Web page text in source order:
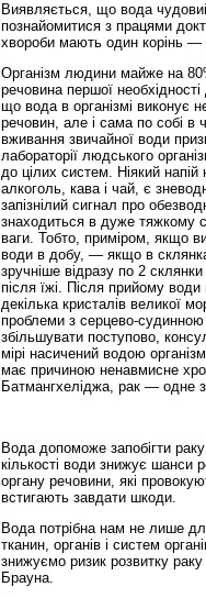
Виявляється, що вода
познайомитися з працями
хвороби мають один корінь —
Організм людини майже на
речовина першої
що вода в організмі виконує
речовин, але і сама по собі в
вживання звичайної води
лабораторії людського
до цілих систем. Ніякий напій
алкоголь, кава і чай, є
запізнілий сигнал про
знаходиться в дуже тяжкому
ваги. Тобто, приміром, якщо
води в добу, — якщо в
зручніше відразу по 2
після їжі. Після прийому води
декілька кристалів великої
проблеми з серцево-
збільшувати поступово,
мірі насичений водою
має причиною ненавмисне
Батмангхеліджа, рак — одне
Вода допоможе запобігти
кількості води знижує шанси
органу речовини, які
встигають завдати шкоди.
Вода потрібна нам не лише
тканин, органів і систем
знижуємо ризик розвитку
Брауна.